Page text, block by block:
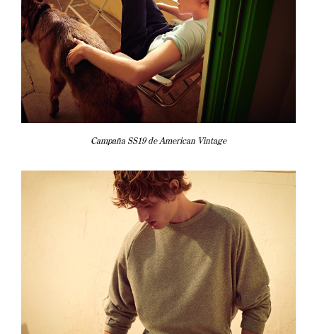
Campaña SS19 de American Vintage